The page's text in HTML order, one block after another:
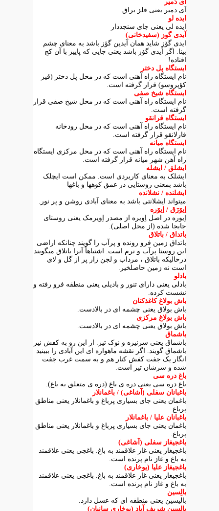
آی دَمیر
آی دمیر یعنی فلز براق.
ایده لو
ایده لی یعنی جای سنجددار
آیدی گوز (سفیدخانی)
ایدی گۆز شاید همان آیدین گؤز باشد به معنای چشم
بینا. اگر اَیدی گۆز باشد یعنی جایی که پاییز با آن کج
افتاده!
ایستگاه پل دختر
نام ایستگاه راه آهنی است که در محل پل دختر (قیز
کؤپروسو) قرار گرفته است.
ایستگاه شیخ صفی
نام ایستگاه راه آهنی است که در محل شیخ صفی قرار
گرفته است.
ایستگاه قرانقو
نام ایستگاه راه آهنی است که در محل رودخانه
قارلانقو قرار گرفته است.
ایستگاه میانه
نام ایستگاه راه آهنی است که در محل مرکزی ایستگاه
راه آهن شهر میانه قرار گرفته است.
ایشلق / ایشله
ایشلک به معنای کاربردی است. ممکن است ایچلک
باشد بمعنی روستایی در عمق کوهها و باغها
ایشلنده / نشلانده
میتواند ایشلانتی باشد به معنای آبادی روشن و پر نور.
اِیوَرَق / اِیوَره
اِیوره در اصل اِویره از مصدر اِویرمک یعنی روستای
جابجا شده (از محل اصلی).
باتداق / باتلاق
باتداق زمین فرو رونده و پرآب را گویند چنانکه اراضی
این روستا پرآب و نرم است. اشتباهاً آنرا باتلاق میگویند
درحالیکه باتلاق ، مرداب و لجن زار پر از گل و لای
است نه زمین حاصلخیر.
بادلو
بادلی یعنی دارای تنور و بادیلی یعنی منطقه فرو رفته و
نشست کرده.
باش بولاغ کاغذکنان
باش بولاق یعنی چشمه ای در بالادست.
باش بولاغ مرکزی
باش بولاق یعنی چشمه ای در بالادست.
باشماق
باشماق یعنی سرنیزه و نوک تیز. از این رو به کفش نیز
باشماق گویند. اگر نقشه ماهواره ای این آبادی را ببینید
انگار یک جفت کفش کنار هم و به سمت غرب جفت
شده و سرشان تیز است.
باغ دره سی
باغ دره سی یعنی دره ی باغ (دره ی متعلق به باغ).
باغبانان سفلی (آشاغی) / باغمانلار
باغمان یعنی جای بسیاری پرباغ و باغمانلار یعنی مناطق
پرباغ.
باغبانان علیا / باغمانلار
باغمان یعنی جای بسیاری پرباغ و باغمانلار یعنی مناطق
پرباغ.
باغجیغاز سفلی (آشاغی)
باغجیغاز یعنی غاز علاقمند به باغ. باغجی یعنی علاقمند
به باغ و غاز نام پرنده است.
باغجیغاز علیا (یوخاری)
باغجیغاز یعنی غاز علاقمند به باغ. باغجی یعنی علاقمند
به باغ و غاز نام پرنده است.
بالِسین
بالیسین یعنی منطقه ای که عسل دارد.
بالِسین شریف آباد (یوخاری سانیان)